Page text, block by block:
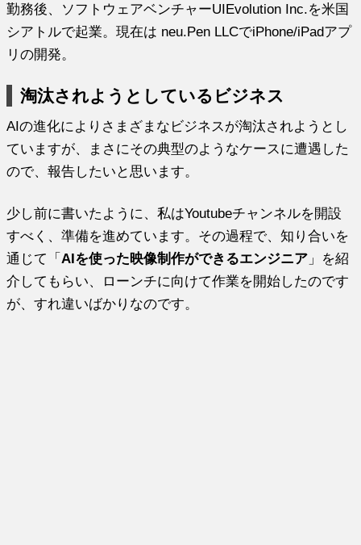
勤務後、ソフトウェアベンチャーUIEvolution Inc.を米国
シアトルで起業。現在は neu.Pen LLCでiPhone/iPadアプ
リの開発。
淘汰されようとしているビジネス
AIの進化によりさまざまなビジネスが淘汰されようとし
ていますが、まさにその典型のようなケースに遭遇した
ので、報告したいと思います。
少し前に書いたように、私はYoutubeチャンネルを開設
すべく、準備を進めています。その過程で、知り合いを
通じて「 AIを使った映像制作ができるエンジニア 」を紹
介してもらい、ローンチに向けて作業を開始したのです
が、すれ違いばかりなのです。